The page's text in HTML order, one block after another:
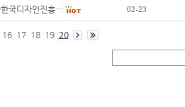
국디자인진흥… 02-23
16 17 18 19 20